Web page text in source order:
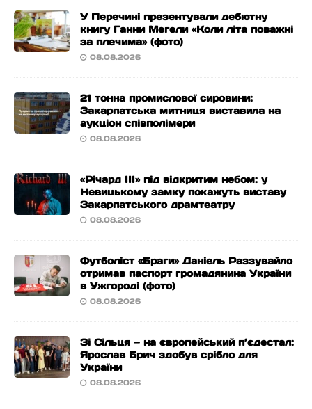
У Перечині презентували дебютну
книгу Ганни Мегели «Коли літа поважні
за плечима» (фото)
08.08.2026
21 тонна промислової сировини:
Закарпатська митниця виставила на
аукціон співполімери
08.08.2026
«Річард ІІІ» під відкритим небом: у
Невицькому замку покажуть виставу
Закарпатського драмтеатру
08.08.2026
Футболіст «Браги» Даніель Раззувайло
отримав паспорт громадянина України
в Ужгороді (фото)
08.08.2026
Зі Сільця — на європейський п’єдестал:
Ярослав Брич здобув срібло для
України
08.08.2026